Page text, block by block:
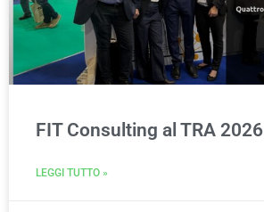
FIT Consulting al TRA 2026
LEGGI TUTTO »